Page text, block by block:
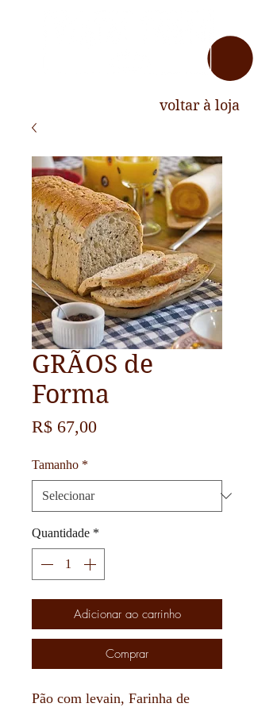
voltar à loja
GRÃOS de
Forma
R$ 67,00Preço
Tamanho *
Quantidade *
Adicionar ao carrinho
Comprar
Pão com levain, Farinha de